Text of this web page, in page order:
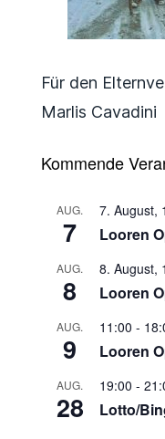
Für den
Marlis Cavadini
Kommende
AUG.
7
7. August,
Looren
AUG.
8
8. August,
Looren
AUG.
9
11:00 -
Looren
AUG.
28
19:00 -
Lotto/